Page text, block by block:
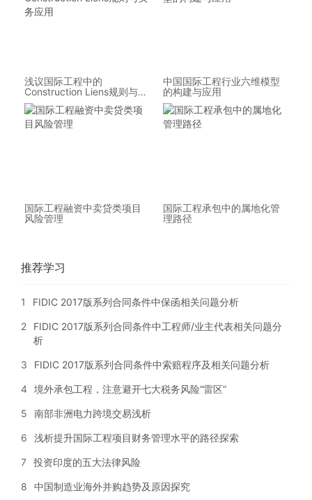
浅议国际工程中的
Construction Liens规则与实
务应用
中国国际工程行业六维模型
的构建与应用
国际工程融资中卖贷类项目
风险管理
国际工程承包中的属地化管
理路径
推荐学习
1 FIDIC 2017版系列合同条件中保函相关问题分析
2
FIDIC 2017版系列合同条件中工程师/业主代表相关问题分
析
3 FIDIC 2017版系列合同条件中索赔程序及相关问题分析
4 境外承包工程，注意避开七大税务风险“雷区”
5 南部非洲电力跨境交易浅析
6 浅析提升国际工程项目财务管理水平的路径探索
7 投资印度的五大法律风险
8 中国制造业海外并购趋势及原因探究